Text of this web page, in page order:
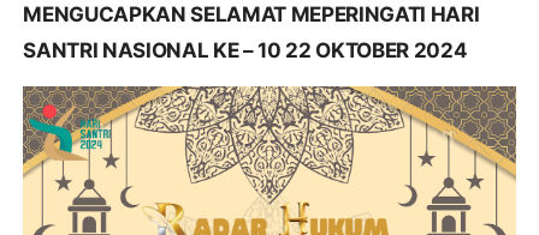
MENGUCAPKAN SELAMAT MEPERINGATI HARI
SANTRI NASIONAL KE – 10 22 OKTOBER 2024